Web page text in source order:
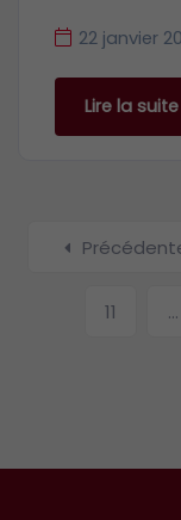
22 janvier
Lire la suite
11 …